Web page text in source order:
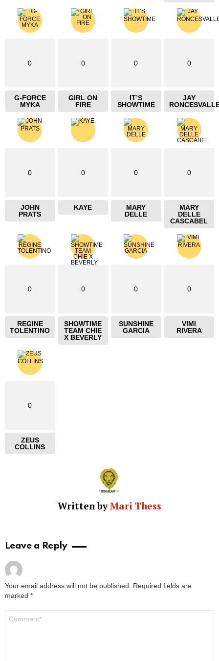
0
G-FORCE
MYKA
0
GIRL ON
FIRE
0
IT’S
SHOWTIME
0
JAY
0
JOHN
PRATS
0
KAYE
0
MARY
DELLE
0
MARY
DELLE
CASCABEL
0
REGINE
TOLENTINO
0
SHOWTIME
TEAM CHIE
X BEVERLY
0
SUNSHINE
GARCIA
0
VIMI
RIVERA
0
ZEUS
COLLINS
Written byMari Thess
Leave a Reply
Your email address will not be published. Required fields are
marked *